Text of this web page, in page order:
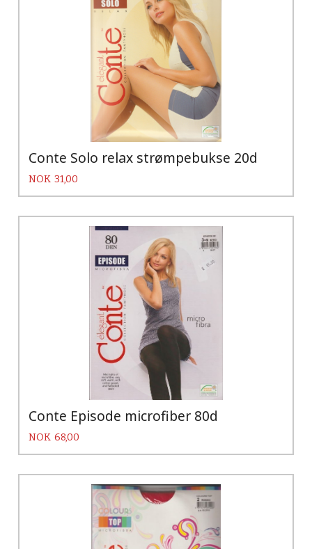
Conte Solo relax strømpebukse 20d
Pris
NOK 31,00
Conte Episode microfiber 80d
Pris
NOK 68,00